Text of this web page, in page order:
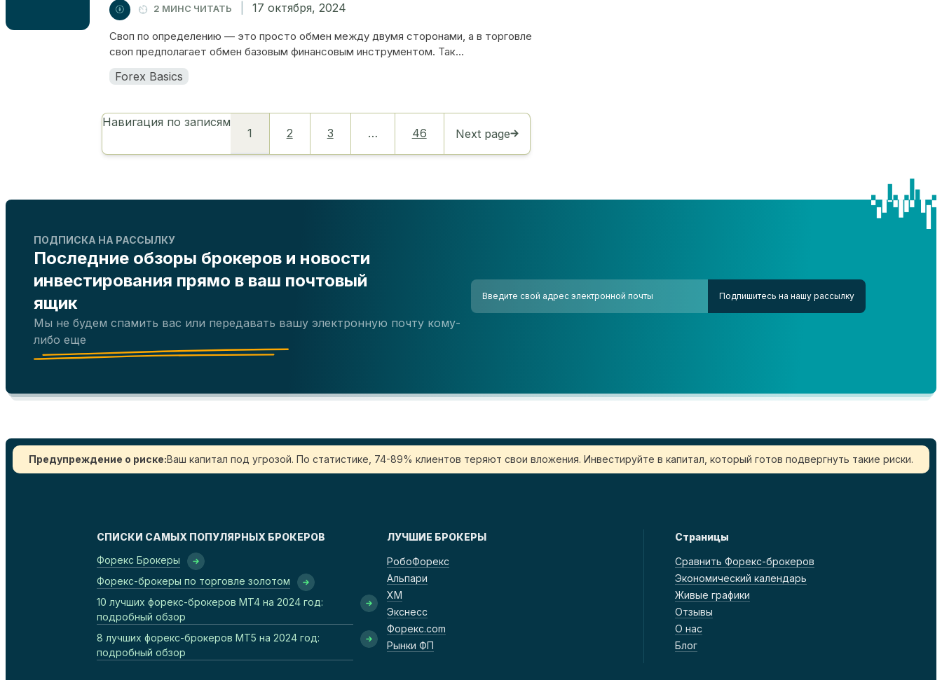
2 МИНС ЧИТАТЬ 17 октября, 2024
Своп по определению — это просто обмен между двумя сторонами, а в торговле
своп предполагает обмен базовым финансовым инструментом. Так...
Forex Basics
Навигация по записям
1
2 3 … 46 Next page
ПОДПИСКА НА РАССЫЛКУ
Последние обзоры брокеров и новости
инвестирования прямо в ваш почтовый
ящик
Мы не будем спамить вас или передавать вашу электронную почту кому-
либо еще
Предупреждение о риске:Ваш капитал под угрозой. По статистике, 74-89% клиентов теряют свои вложения. Инвестируйте в капитал, который готов подвергнуть такие риски.
СПИСКИ САМЫХ ПОПУЛЯРНЫХ БРОКЕРОВ
Форекс Брокеры
Форекс-брокеры по торговле золотом
10 лучших форекс-брокеров MT4 на 2024 год:
подробный обзор
8 лучших форекс-брокеров MT5 на 2024 год:
подробный обзор
ЛУЧШИЕ БРОКЕРЫ
РобоФорекс
Альпари
ХМ
Экснесс
Форекс.com
Рынки ФП
Страницы
Сравнить Форекс-брокеров
Экономический календарь
Живые графики
Отзывы
О нас
Блог